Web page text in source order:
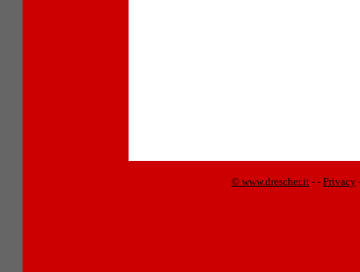
© www.drescher.it - - Privacy